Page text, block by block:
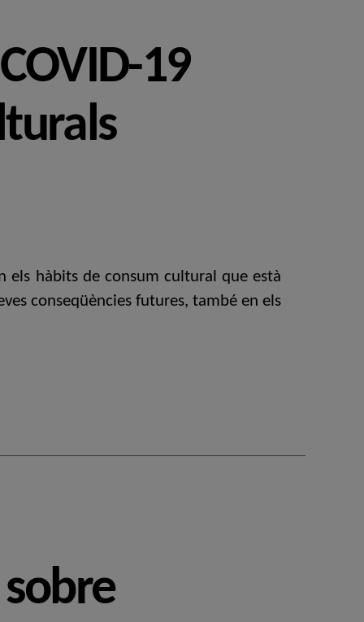
19
els hàbits de consum cultural que està
conseqüències futures, també en els